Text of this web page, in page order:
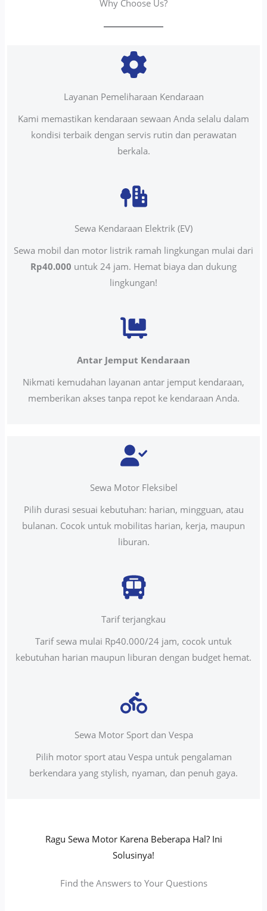
Why Choose Us?
Layanan Pemeliharaan Kendaraan
Kami memastikan kendaraan sewaan Anda selalu dalam
kondisi terbaik dengan servis rutin dan perawatan
berkala.
Sewa Kendaraan Elektrik (EV)
Sewa mobil dan motor listrik ramah lingkungan mulai dari
Rp40.000 untuk 24 jam. Hemat biaya dan dukung
lingkungan!
Antar Jemput Kendaraan
Nikmati kemudahan layanan antar jemput kendaraan,
memberikan akses tanpa repot ke kendaraan Anda.
Sewa Motor Fleksibel
Pilih durasi sesuai kebutuhan: harian, mingguan, atau
bulanan. Cocok untuk mobilitas harian, kerja, maupun
liburan.
Tarif terjangkau
Tarif sewa mulai Rp40.000/24 jam, cocok untuk
kebutuhan harian maupun liburan dengan budget hemat.
Sewa Motor Sport dan Vespa
Pilih motor sport atau Vespa untuk pengalaman
berkendara yang stylish, nyaman, dan penuh gaya.
Ragu Sewa Motor Karena Beberapa Hal? Ini
Solusinya!
Find the Answers to Your Questions